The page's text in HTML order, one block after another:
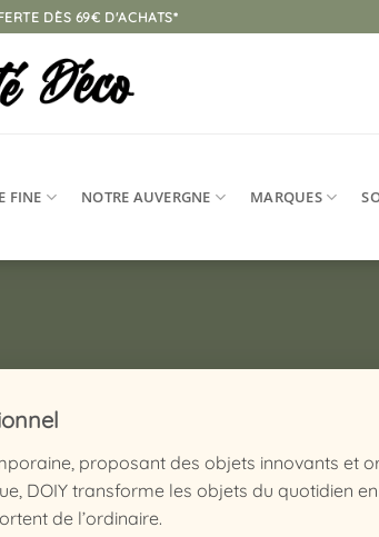
DÈS 69€ D'ACHATS*
FINE NOTRE AUVERGNE MARQUES
proposant des objets innovants et
DOIY transforme les objets du quotidien
de l’ordinaire.